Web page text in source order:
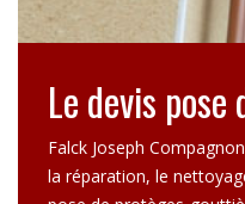
Le devis
Falck Joseph
la réparation, le